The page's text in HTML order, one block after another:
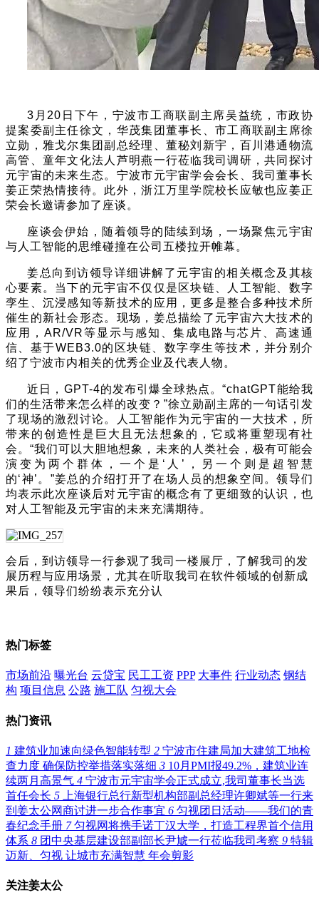
3 月20日下午，宁波市工商联副主席吴益统，市政协
提案委副主任徐文，华茂集团董事长、市工商联副主席徐
立勋，雅戈尔集团副总经理、董秘刘新宇，百川港通物流
高管、童年文化法人芦明燕一行莅临我司调研，共同探讨
元宇宙的未来生态。宁波市元宇宙学会会长、我司董事长
姜正荣热情接待。此外，浙江万里学院校长应敏也应姜正
荣会长邀请参加了座谈。
座谈会伊始，随着领导的陆续到场，一场聚焦元宇宙
与人工智能的思维碰撞在公司五楼拉开帷幕。
姜总向到访领导详细讲解了元宇宙的相关概念及其核
心要素。当下的元宇宙不仅仅是区块链、人工智能、数字
孪生、沉浸感知等新技术的应用，更多是整合多种技术所
催生的新社会形态。现场，姜总描绘了元宇宙六大技术的
应用，AR/VR等显示与感知、集成电路与芯片、高速通
信、基于WEB3.0的区块链、数字孪生等技术， 并分别介
绍了宁波市内相关的优秀企业及代表人物。
近日，GPT-4的发布引爆全球热点。“chatGPT能给我
们的生活带来怎么样的改变？”徐立勋副主席的一句话引发
了现场的激烈讨论。人工智能作为元宇宙的一大技术，所
带来的创造性是巨大且无法想象的，它或将重塑现有社
会。“我们可以大胆地想象，未来的人类社会，极有可能会
演变为两个群体，一个是‘人’，另一个则是超智慧
的‘神’。”姜总的介绍打开了在场人员的想象空间。领导们
均表示此次座谈后对元宇宙的概念有了更细致的认识，也
对人工智能及元宇宙的未来充满期待。
会后，到访领导一行参观了我司一楼展厅，了解我司的发
展历程与应用场景，尤其在听取我司在软件领域的创新成
果后，领导们纷纷表示充分认
热门标签
市场前沿 曝光台 云贷宝 民工工资 PPP 大事件 行业动态 钢结
构 项目信息 公路 施工队 匀视大会
热门资讯
1 建筑业加速向绿色智能转型 2 宁波市住建局加大建筑工地检
查力度 确保防控举措落实落细 3 10月PMI报49.2%，建筑业连
续两月高景气 4 宁波市元宇宙学会正式成立,我司董事长当选
首任会长 5
上海银行总行新型机构部副总经理许卿斌等一行来
到姜太公网商讨进一步合作事宜 6 匀视团日活动——我们的青
春纪念手册 7 匀视网将携手诺丁汉大学，打造工程界首个信用
体系 8 团中央基层建设部副部长尹虓一行莅临我司考察 9 特辑
迈新、匀视 让城市充满智慧 年会剪影
关注姜太公